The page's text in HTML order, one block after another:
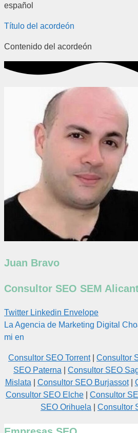
español
Título del acordeón
Contenido del acordeón
Juan Bravo
Consultor SEO SEM
Twitter Linkedin Envelope
La Agencia de Marketing Digital
mi en
Consultor SEO Torrent| Consultor
SEO Paterna
Consultor SEO
Mislata
Consultor SEO Burjassot|
Consultor SEO Elche
Consultor
SEO Orihuela
Consultor